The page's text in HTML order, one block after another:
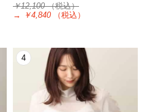
￥12,100（税込）
→
￥4,840 （税込）
4